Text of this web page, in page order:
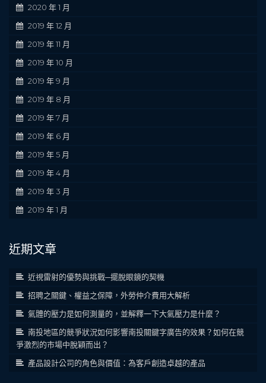
2020 年 1 月
2019 年 12 月
2019 年 11 月
2019 年 10 月
2019 年 9 月
2019 年 8 月
2019 年 7 月
2019 年 6 月
2019 年 5 月
2019 年 4 月
2019 年 3 月
2019 年 1 月
近期文章
近視雷射的優勢與挑戰─擺脫眼鏡的契機
招聘之關鍵、權益之保障，外勞仲介費用大解析
氣體的壓力是如何測量的，並解釋一下大氣壓力是什麼？
南投地區的競爭狀況如何影響南投關鍵字廣告的效果？如何在競
爭激烈的市場中脫穎而出？
產品設計公司的角色與價值：為客戶創造卓越的產品